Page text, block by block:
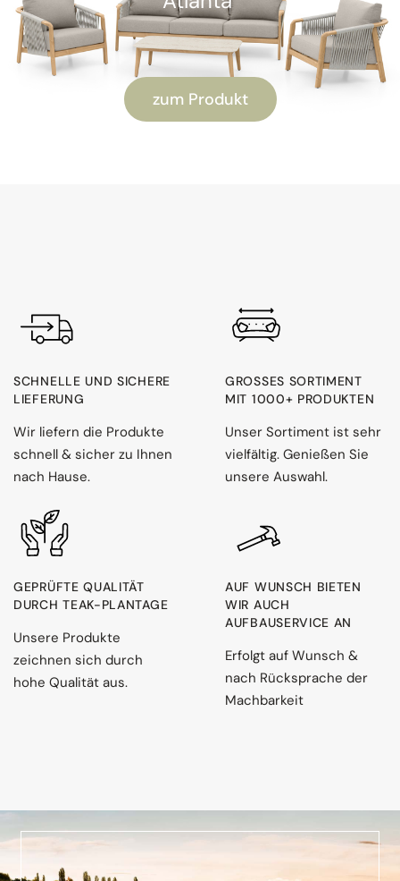
zum Produkt
SCHNELLE UND SICHERE
LIEFERUNG
Wir liefern die Produkte
schnell & sicher zu Ihnen
nach Hause.
GROSSES SORTIMENT M
IT 1000+ PRODUKTEN
Unser Sortiment ist sehr
vielfältig. Genießen Sie
unsere Auswahl.
GEPRÜFTE QUALITÄT
DURCH TEAK-PLANTAGE
Unsere Produkte
zeichnen sich durch
hohe Qualität aus.
AUF WUNSCH BIETEN
WIR AUCH
AUFBAUSERVICE AN
Erfolgt auf Wunsch &
nach Rücksprache der
Machbarkeit